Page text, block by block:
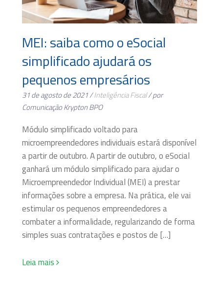
MEI: saiba como o eSocial
simplificado ajudará os
pequenos empresários
31 de agosto de 2021 /Inteligência Fiscal/ por
Comunicação Krypton BPO
Módulo simplificado voltado para
microempreendedores individuais estará disponível
a partir de outubro. A partir de outubro, o eSocial
ganhará um módulo simplificado para ajudar o
Microempreendedor Individual (MEI) a prestar
informações sobre a empresa. Na prática, ele vai
estimular os pequenos empreendedores a
combater a informalidade, regularizando de forma
simples suas contratações e postos de […]
Leia mais